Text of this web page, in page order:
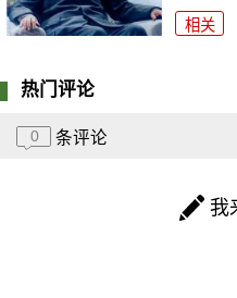
相关
热门评论
0 条评论
我